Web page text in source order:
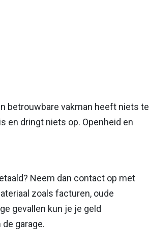
betrouwbare vakman heeft niets te
en dringt niets op. Openheid en
Neem dan contact op met
zoals facturen, oude
gevallen kun je je geld
garage.